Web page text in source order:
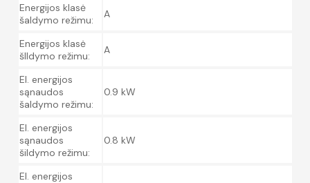
Energijos klasė
šaldymo režimu:
A
Energijos klasė
šIldymo režimu:
A
El. energijos
sąnaudos
šaldymo režimu:
0.9 kW
El. energijos
sąnaudos
šildymo režimu:
0.8 kW
El. energijos